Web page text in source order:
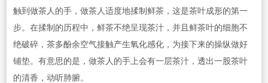
触到做茶人的手，做茶人适度地揉制鲜茶，这是茶叶成形的第一
步。在揉制的历程中，鲜茶不绝呈现茶汁，并且鲜茶叶的细胞不
绝破碎，茶多酚余空气接触产生氧化感化，为接下来的操纵做好
铺垫。有意思的是，做茶人的手上会有一层茶汁，透出一股茶叶
的清香，动听肺腑。